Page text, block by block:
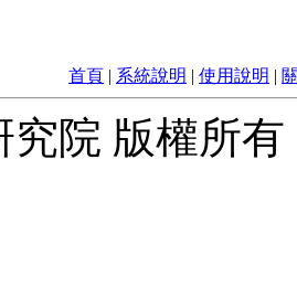
首頁 | 系統說明 | 使用說明 |
究院 版權所有